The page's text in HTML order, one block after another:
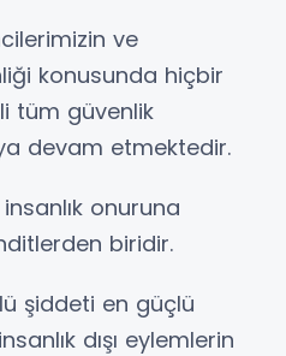
ve
konusunda hiçbir
tüm güvenlik
devam etmektedir.
onuruna
biridir.
şiddeti en güçlü
dışı eylemlerin